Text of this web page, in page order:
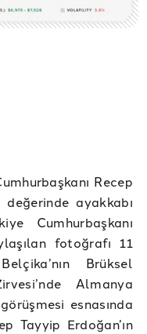
Recep
ayakkabı
Cumhurbaşkanı
fotoğrafı 11
Brüksel
Almanya
esnasında
Tayyip Erdoğan’ın